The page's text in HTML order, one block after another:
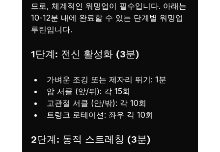
므로, 체계적인 워밍업이 필수입니다. 아래는
10-12분 내에 완료할 수 있는 단계별 워밍업
루틴입니다.
1단계: 전신 활성화 (3분)
가벼운 조깅 또는 제자리 뛰기: 1분
암 서클 (앞/뒤): 각 15회
고관절 서클 (안/밖): 각 10회
트렁크 로테이션: 좌우 각 10회
2단계: 동적 스트레칭 (3분)